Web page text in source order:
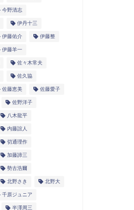
今野清志
伊丹十三
伊藤佑介 伊藤整
伊藤羊一
佐々木常夫
佐久協
佐藤恵美 佐藤愛子
佐野洋子
八木龍平
内藤誼人
切通理作
加藤諦三
勢古浩爾
北野さき 北野大
千原ジュニア
半澤周三